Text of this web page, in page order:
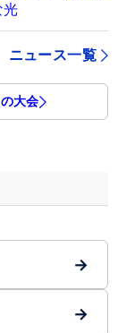
ニュース一覧
大会
→
→